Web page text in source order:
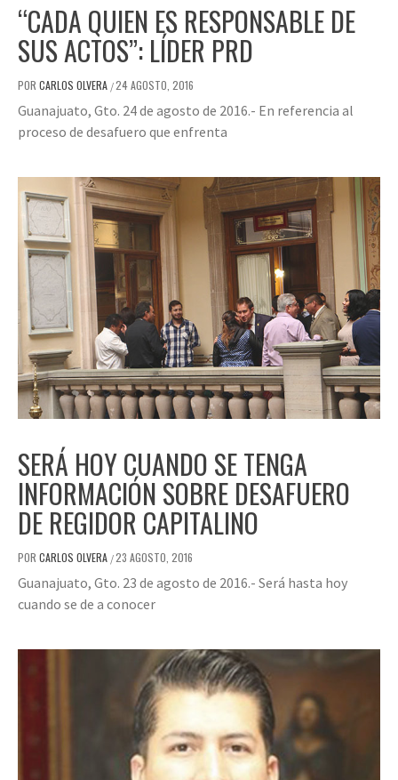
“CADA QUIEN ES RESPONSABLE DE
SUS ACTOS”: LÍDER PRD
POR CARLOS OLVERA /24 AGOSTO, 2016
Guanajuato, Gto. 24 de agosto de 2016.- En referencia al
proceso de desafuero que enfrenta
SERÁ HOY CUANDO SE TENGA
INFORMACIÓN SOBRE DESAFUERO
DE REGIDOR CAPITALINO
POR CARLOS OLVERA /23 AGOSTO, 2016
Guanajuato, Gto. 23 de agosto de 2016.- Será hasta hoy
cuando se de a conocer